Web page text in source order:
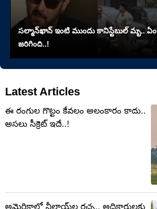
సల్మాన్‌ఖాన్‌ ఇంటి ముందు కానిస్టేబుల్‌ మృ.. ఏం
జరిగింది..!
Latest Articles
ఈ రంగుల గొట్టం కేవలం అలంకారం కాదు..
అసలు సీక్రెట్ ఇదే..!
అమెరికాలో నీల్గాయ్‌ల రచ్చ.. అధికారులకు